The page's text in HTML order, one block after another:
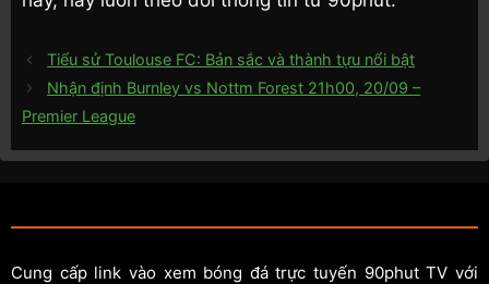
Tiểu sử Toulouse FC: Bản sắc và thành tựu nổi bật
Nhận định Burnley vs Nottm Forest 21h00, 20/09 –
Premier League
Cung cấp link vào xem bóng đá trực tuyến 90phut TV với